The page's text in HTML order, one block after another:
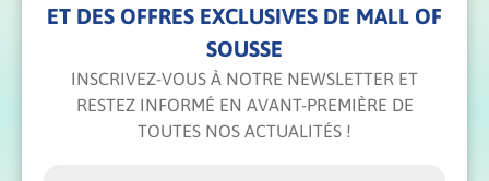
ET DES OFFRES EXCLUSIVES DE MALL OF
SOUSSE
INSCRIVEZ-VOUS À NOTRE NEWSLETTER ET
RESTEZ INFORMÉ EN AVANT-PREMIÈRE DE
TOUTES NOS ACTUALITÉS !